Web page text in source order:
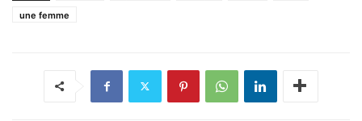
une femme